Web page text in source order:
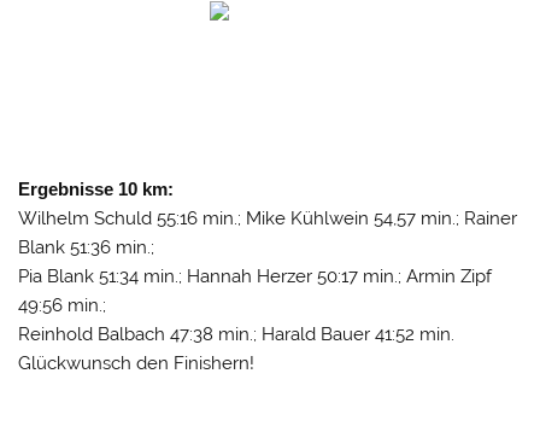
Ergebnisse 10 km:
Wilhelm Schuld 55:16 min.; Mike Kühlwein 54,57 min.; Rainer
Blank 51:36 min.;
Pia Blank 51:34 min.; Hannah Herzer 50:17 min.; Armin Zipf
49:56 min.;
Reinhold Balbach 47:38 min.; Harald Bauer 41:52 min.
Glückwunsch den Finishern!